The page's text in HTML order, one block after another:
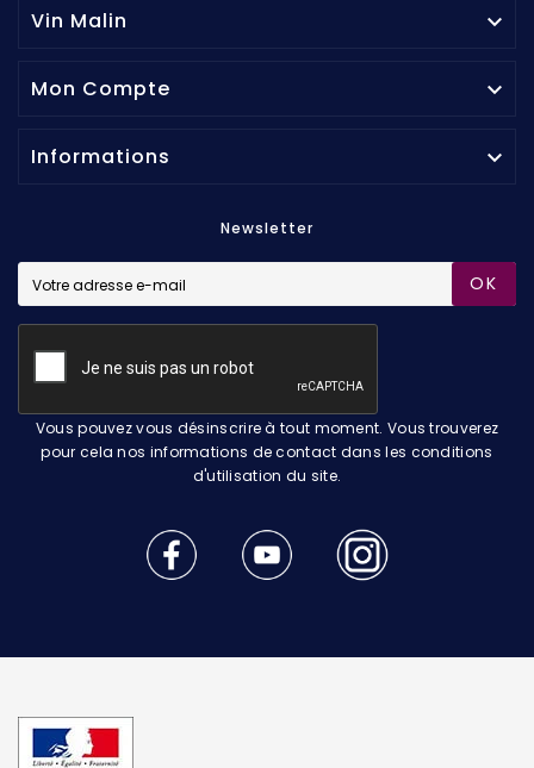
Vin Malin 
Mon Compte 
Informations 
Newsletter
OK
Vous pouvez vous désinscrire à tout moment. Vous trouverez
pour cela nos informations de contact dans les conditions
d'utilisation du site.